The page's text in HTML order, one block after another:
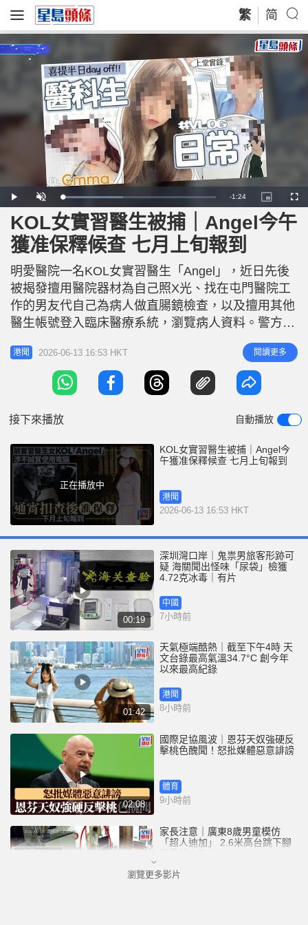
繁 简
P
l
y
U
n
e
L
o
a
d
e
d
:
3
9
8
4
%
R
m
n
i
e
-1:24
P
i
c
t
u
-
P
i
c
t
u
r
e
F
u
l
l
KOL女實習醫生被捕｜Angel今午
獲准保釋候查 七月上旬報到
明愛醫院一名KOL女實習醫生「Angel」，近日先後
被揭發擅用醫院器材為自己照X光、找在屯門醫院工
作的男友代自己為病人做直腸鏡檢查，以及擅用其他
醫生帳號登入臨床醫療系統，瀏覽病人資料。警方昨
日（12日）拘捕該名24歲女實習醫生，並將她押返其
實習的明愛醫院搜證。警方今日（13日）表示，該名
被捕人已獲准保釋候查， 須於七月上旬向警方報
到。 「Angel」的律師今日下午4時抵達長沙灣警
港聞 2026-06-13 16:53 HKT 閱讀更多
接下來播放 自動播放
正在播放中
KOL女實習醫生被捕｜Angel今
午獲准保釋候查 七月上旬報到
港聞
2026-06-13 16:53 HKT
00:19
深圳灣口岸｜鬼祟男旅客形跡可
疑 海關聞出怪味「尿袋」檢獲
4.72克冰毒｜有片
中國
7小時前
01:42
天氣極端酷熱｜截至下午4時 天
文台錄最高氣溫34.7°C 創今年
以來最高紀錄
港聞
8小時前
02:08
國際足協風波｜恩芬天奴強硬反
擊桃色醜聞！怒批媒體惡意誹謗
體育
9小時前
家長注意｜廣東8歲男童模仿
「超人迪加」 2.6米高台跳下腳
中國
瀏覽更多影片